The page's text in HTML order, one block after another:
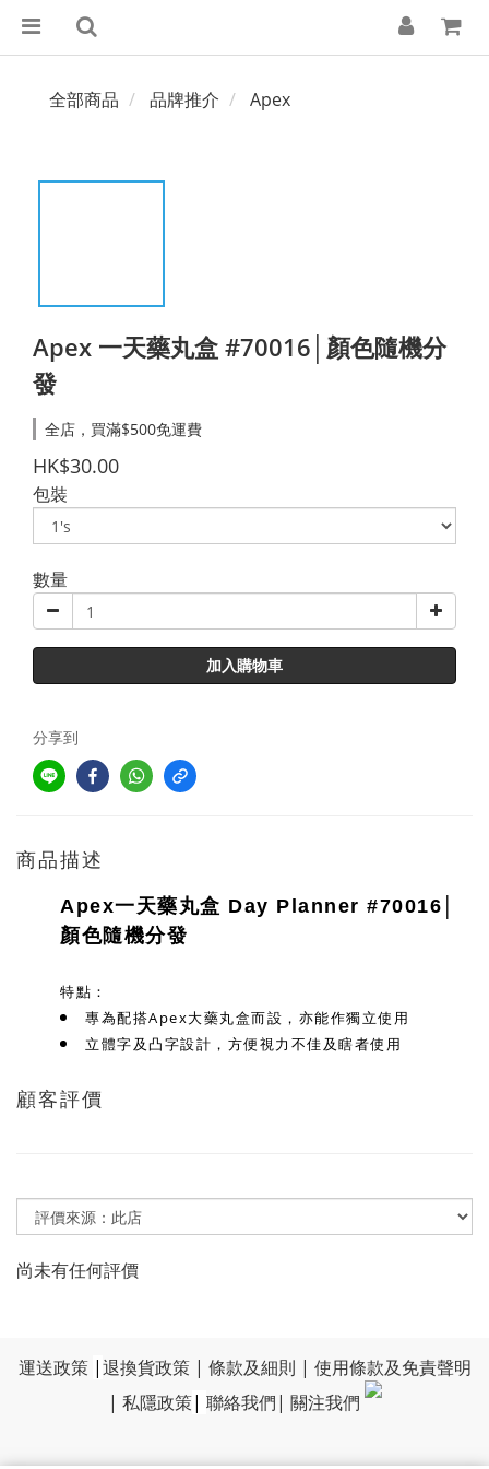
全部商品 品牌推介 Apex
Apex 一天藥丸盒 #70016│顏色隨機分
發
全店，買滿$500免運費
HK$30.00
包裝
數量
加入購物車
分享到
商品描述
Apex一天藥丸盒 Day Planner #70016
顏色隨機分發
特點：
專為配搭Apex大藥丸盒而設，亦能作獨立使用
立體字及凸字設計，方便視力不佳及瞎者使用
顧客評價
尚未有任何評價
運送政策 |退換貨政策| 條款及細則 | 使用條款及免責聲明
| 私隱政策| 聯絡我們| 關注我們